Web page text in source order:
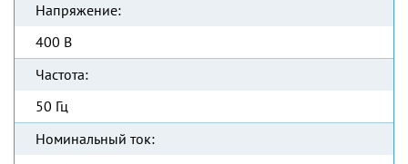
Напряжение:
400 В
Частота:
50 Гц
Номинальный ток: